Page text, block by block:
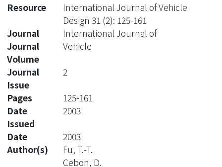
Resource
International Journal of Vehicle
Design 31 (2): 125-161
Journal
International Journal of
Journal
Volume
Vehicle
Journal
Issue
2
Pages
125-161
Date
Issued
2003
Date
2003
Author(s)
Fu, T.-T.
Cebon, D.